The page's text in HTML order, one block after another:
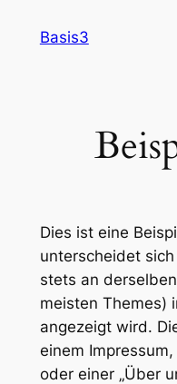
InhaltBasis3
Dies ist eine
unterscheidet
stets an
meisten Themes)
angezeigt wird.
einem
oder einer „Über